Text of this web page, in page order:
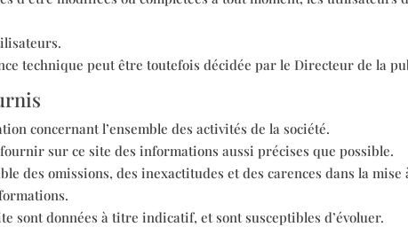
technique peut être toutefois décidée par le Directeur de la
concernant l’ensemble des activités de la société.
sur ce site des informations aussi précises que possible.
des omissions, des inexactitudes et des carences dans la
sont données à titre indicatif, et sont susceptibles d’évoluer.